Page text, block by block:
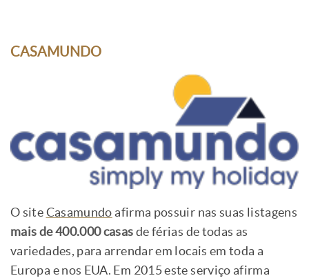
CASAMUNDO
O site Casamundo afirma possuir nas suas listagens
mais de 400.000 casas de férias de todas as
variedades, para arrendar em locais em toda a
Europa e nos EUA. Em 2015 este serviço afirma